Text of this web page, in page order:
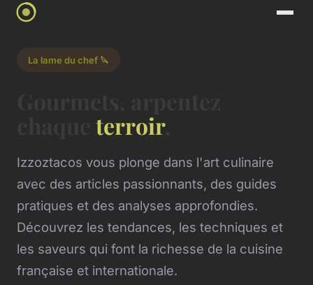
La lame du chef 🔪
terroir.
Izzoztacos vous plonge dans l'art culinaire
avec des articles passionnants, des guides
pratiques et des analyses approfondies.
Découvrez les tendances, les techniques et
les saveurs qui font la richesse de la cuisine
française et internationale.